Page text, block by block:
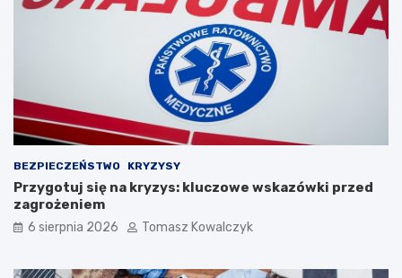
BEZPIECZEŃSTWO KRYZYSY
Przygotuj się na kryzys: kluczowe wskazówki przed
zagrożeniem
6 sierpnia 2026 Tomasz Kowalczyk